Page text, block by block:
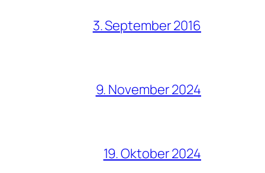
3. September 2016
9. November 2024
19. Oktober 2024